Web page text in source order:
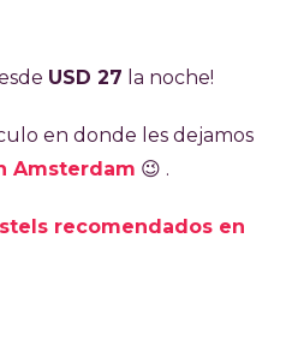
USD 27 la noche!
en donde les dejamos
Amsterdam 😉 .
recomendados en